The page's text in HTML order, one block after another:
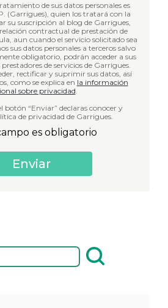
de sus datos personales es
la
su suscripción al blog de Garrigues,
contractual de prestación de
aun cuando el servicio solicitado sea
sus datos personales a terceros salvo
obligatorio, podrán acceder a sus
de servicios de Garrigues.
rectificar y suprimir sus datos, así
como se explica en la información
sobre privacidad.
botón “Enviar” declaras conocer y
de privacidad de Garrigues.
es obligatorio